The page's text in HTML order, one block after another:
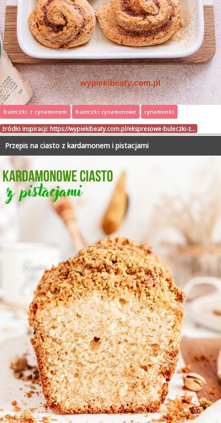
bułeczki z cynamonem bułeczki cynamonowe cynamonki
źródło inspiracji: https://wypiekibeaty.com.pl/ekspresowe-buleczki-z…
Przepis na ciasto z kardamonem i pistacjami